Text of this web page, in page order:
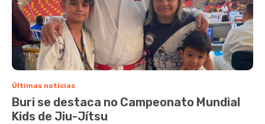
Últimas notícias
Buri se destaca no Campeonato Mundial
Kids de Jiu-Jítsu